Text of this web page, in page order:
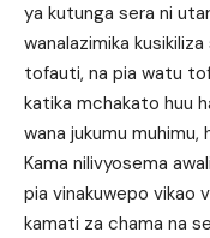
ya kutunga sera ni
wanalazimika
tofauti, na pia watu
katika mchakato huu
wana jukumu muhimu,
Kama nilivyosema
pia vinakuwepo vikao
kamati za chama na